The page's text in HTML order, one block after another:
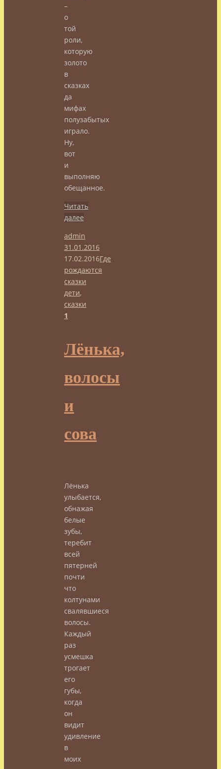
–
о
той
роли,
которую
золото
в
сказках
да
мифах
полузабытых
играло.
Ну,
вот
и
выполняю
обещанное.
Читать
далее
admin
31.01.2016
17.02.2016Где
рождаются
сказки
дети,
сказки
1
Лёнька,
волосы
и
сова
Лёнька
улыбается,
обнажая
белые
зубы,
теребит
всей
пятерней
почти
что
колтунами
свалявшиеся
волосы.
Каждый
раз
усмешка
трогает
его
губы,
когда
он
видит
удивление
в
моих